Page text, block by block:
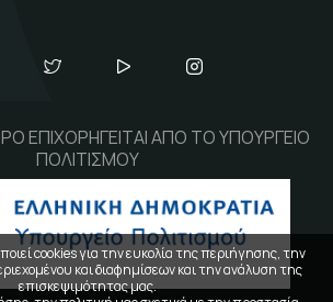
ΕΠΙΧΟΡΗΓΕΙΤΑΙ ΑΠΟ ΤΟ ΥΠΟΥΡΓΕΙΟ
ΠΟΛΙΤΙΣΜΟΥ
cookies για την ευκολία της περιήγησης, την
και διαφημίσεων και την ανάλυση της
επισκεψιμότητας μας.